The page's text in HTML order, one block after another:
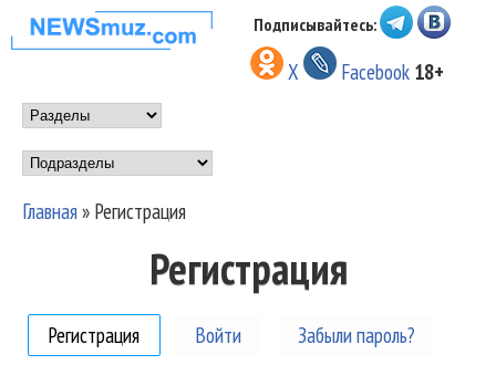
Перейти к основному
содержанию
НОВОСТИ
МУЗЫКИ И
ШОУ БИЗНЕСА
NEWSMUZ.COM
Подписывайтесь:
X Facebook 18+
Main menu
Подразделы
Главная» Регистрация
Регистрация
Регистрация (активная вкладка)
Войти Забыли пароль?